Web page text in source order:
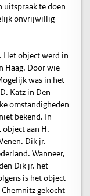
uitspraak te doen
onvrijwillig
Het object werd in
Haag. Door wie
was in het
Katz in Den
omstandigheden
bekend. In
aan H.
Dik jr.
Wanneer,
Dik jr. het
is het object
gekocht